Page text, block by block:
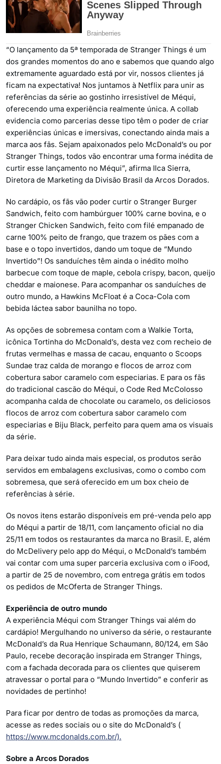
“O lançamento da 5ª temporada de Stranger Things é um
dos grandes momentos do ano e sabemos que quando algo
extremamente aguardado está por vir, nossos clientes já
ficam na expectativa! Nos juntamos à Netflix para unir as
referências da série ao gostinho irresistível de Méqui,
oferecendo uma experiência realmente única. A collab
evidencia como parcerias desse tipo têm o poder de criar
experiências únicas e imersivas, conectando ainda mais a
marca aos fãs. Sejam apaixonados pelo McDonald’s ou por
Stranger Things, todos vão encontrar uma forma inédita de
curtir esse lançamento no Méqui”, afirma Ilca Sierra,
Diretora de Marketing da Divisão Brasil da Arcos Dorados.
No cardápio, os fãs vão poder curtir o Stranger Burger
Sandwich, feito com hambúrguer 100% carne bovina, e o
Stranger Chicken Sandwich, feito com filé empanado de
carne 100% peito de frango, que trazem os pães com a
base e o topo invertidos, dando um toque de “Mundo
Invertido”! Os sanduíches têm ainda o inédito molho
barbecue com toque de maple, cebola crispy, bacon, queijo
cheddar e maionese. Para acompanhar os sanduíches de
outro mundo, a Hawkins McFloat é a Coca-Cola com
bebida láctea sabor baunilha no topo.
As opções de sobremesa contam com a Walkie Torta,
icônica Tortinha do McDonald’s, desta vez com recheio de
frutas vermelhas e massa de cacau, enquanto o Scoops
Sundae traz calda de morango e flocos de arroz com
cobertura sabor caramelo com especiarias. E para os fãs
do tradicional cascão do Méqui, o Code Red McColosso
acompanha calda de chocolate ou caramelo, os deliciosos
flocos de arroz com cobertura sabor caramelo com
especiarias e Biju Black, perfeito para quem ama os visuais
da série.
Para deixar tudo ainda mais especial, os produtos serão
servidos em embalagens exclusivas, como o combo com
sobremesa, que será oferecido em um box cheio de
referências à série.
Os novos itens estarão disponíveis em pré-venda pelo app
do Méqui a partir de 18/11, com lançamento oficial no dia
25/11 em todos os restaurantes da marca no Brasil. E, além
do McDelivery pelo app do Méqui, o McDonald’s também
vai contar com uma super parceria exclusiva com o iFood,
a partir de 25 de novembro, com entrega grátis em todos
os pedidos de McOferta de Stranger Things.
Experiência de outro mundo
A experiência Méqui com Stranger Things vai além do
cardápio! Mergulhando no universo da série, o restaurante
McDonald’s da Rua Henrique Schaumann, 80/124, em São
Paulo, recebe decoração inspirada em Stranger Things,
com a fachada decorada para os clientes que quiserem
atravessar o portal para o “Mundo Invertido” e conferir as
novidades de pertinho!
Para ficar por dentro de todas as promoções da marca,
acesse as redes sociais ou o site do McDonald’s (
https://www.mcdonalds.com.br/).
Sobre a Arcos Dorados